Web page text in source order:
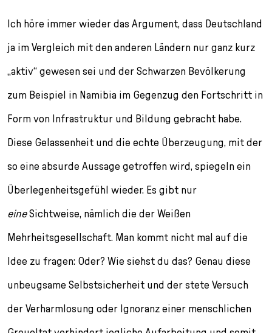
Ich höre immer wieder das Argument, dass Deutschland
ja im Vergleich mit den anderen Ländern nur ganz kurz
„aktiv“ gewesen sei und der Schwarzen Bevölkerung
zum Beispiel in Namibia im Gegenzug den Fortschritt in
Form von Infrastruktur und Bildung gebracht habe.
Diese Gelassenheit und die echte Überzeugung, mit der
so eine absurde Aussage getroffen wird, spiegeln ein
Überlegenheitsgefühl wieder. Es gibt nur
eineSichtweise, nämlich die der Weißen
Mehrheitsgesellschaft. Man kommt nicht mal auf die
Idee zu fragen: Oder? Wie siehst du das? Genau diese
unbeugsame Selbstsicherheit und der stete Versuch
der Verharmlosung oder Ignoranz einer menschlichen